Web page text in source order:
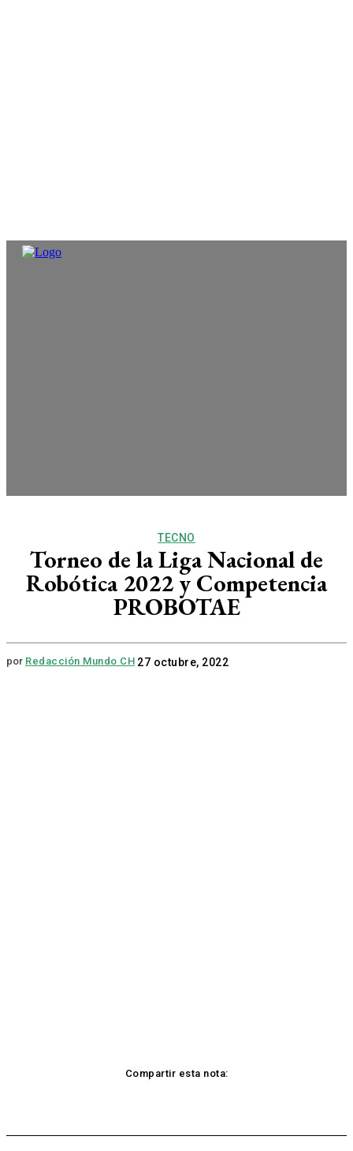
TECNO
Torneo de la Liga Nacional de
Robótica 2022 y Competencia
PROBOTAE
por Redacción Mundo CH 27 octubre, 2022
Compartir esta nota: